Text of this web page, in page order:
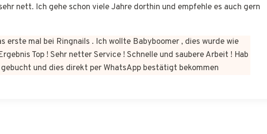
nett. Ich gehe schon viele Jahre dorthin und empfehle es auch gern
erste mal bei Ringnails . Ich wollte Babyboomer , dies wurde wie
Top ! Sehr netter Service ! Schnelle und saubere Arbeit ! Hab
und dies direkt per WhatsApp bestätigt bekommen